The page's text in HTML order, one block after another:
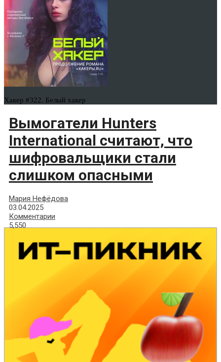
Хакер #322. Белый хакер
Вымогатели Hunters
International считают, что
шифровальщики стали
слишком опасными
Мария Нефёдова
03.04.2025
Комментарии
5,550